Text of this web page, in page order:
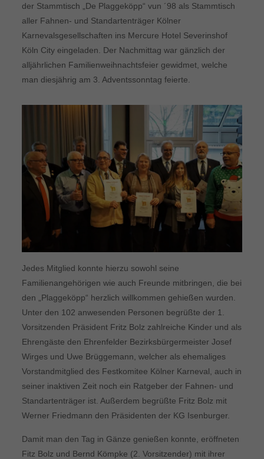
der Stammtisch „De Plaggeköpp“ vun ´98 als Stammtisch
aller Fahnen- und Standartenträger Kölner
Karnevalsgesellschaften ins Mercure Hotel Severinshof
Köln City eingeladen. Der Nachmittag war gänzlich der
alljährlichen Familienweihnachtsfeier gewidmet, welche
man diesjährig am 3. Adventssonntag feierte.
Jedes Mitglied konnte hierzu sowohl seine
Familienangehörigen wie auch Freunde mitbringen, die bei
den „Plaggeköpp“ herzlich willkommen gehießen wurden.
Unter den 102 anwesenden Personen begrüßte der 1.
Vorsitzenden Präsident Fritz Bolz zahlreiche Kinder und als
Ehrengäste den Ehrenfelder Bezirksbürgermeister Josef
Wirges und Uwe Brüggemann, welcher als ehemaliges
Vorstandmitglied des Festkomitee Kölner Karneval, auch in
seiner inaktiven Zeit noch ein Ratgeber der Fahnen- und
Standartenträger ist. Außerdem begrüßte Fritz Bolz mit
Werner Friedmann den Präsidenten der KG Isenburger.
Damit man den Tag in Gänze genießen konnte, eröffneten
Fitz Bolz und Bernd Kömpke (2. Vorsitzender) mit ihrer